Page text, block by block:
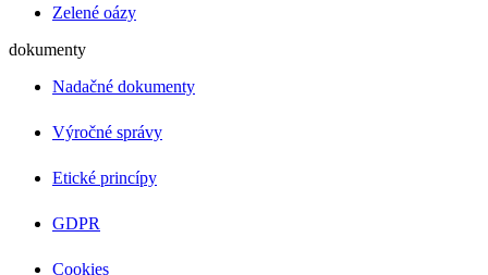
Zelené oázy
dokumenty
Nadačné dokumenty
Výročné správy
Etické princípy
GDPR
Cookies